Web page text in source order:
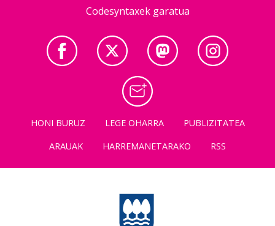
Codesyntaxek garatua
HONI BURUZ LEGE OHARRA
PUBLIZITATEA
ARAUAK
HARREMANETARAKO RSS